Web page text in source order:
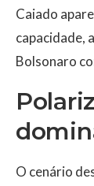
Caiado
capacidade,
Bolsonaro
O cenário